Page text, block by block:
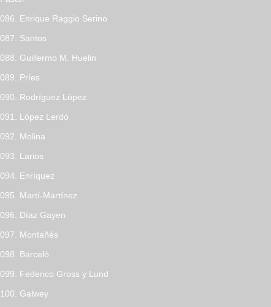
086. Enrique Raggio Serino
087. Santos
088. Guillermo M. Huelin
089. Príes
090. Rodríguez López
091. López Lerdó
092. Molina
093. Larios
094. Enríquez
095. Martí-Martínez
096. Díaz Gayen
097. Montañés
098. Barceló
099. Federico Gross y Lund
100. Galwey